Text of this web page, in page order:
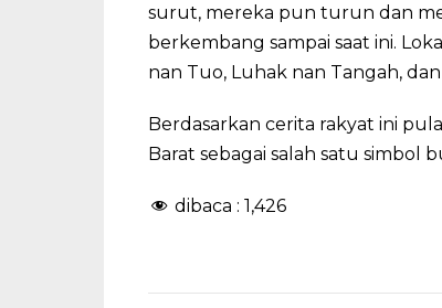
surut, mereka pun turun dan
berkembang sampai saat ini.
nan Tuo, Luhak nan Tangah,
Berdasarkan cerita rakyat ini
Barat sebagai salah satu simbol
dibaca : 1,426